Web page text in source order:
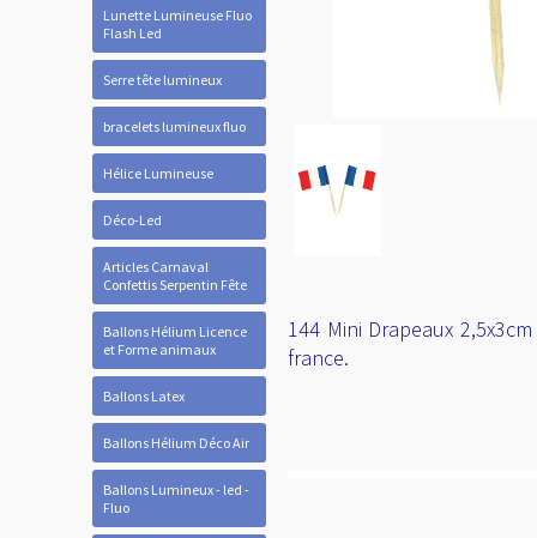
Lunette Lumineuse Fluo
Flash Led
Serre tête lumineux
bracelets lumineux fluo
Hélice Lumineuse
Déco-Led
Articles Carnaval
Confettis Serpentin Fête
Ballons Hélium Licence
et Forme animaux
Ballons Latex
Ballons Hélium Déco Air
Ballons Lumineux - led -
Fluo
144 Mini Drapeaux
france.